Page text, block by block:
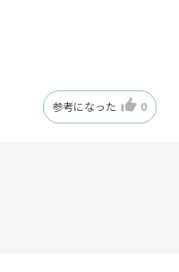
参考になった 0